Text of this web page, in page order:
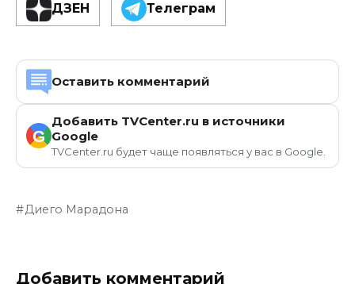
ДЗЕН Телеграм
Оставить комментарий
G
Добавить TVCenter.ru в источники
Google
TVCenter.ru будет чаще появляться у вас в Google.
Диего Марадона
Добавить комментарий